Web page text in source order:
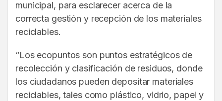
municipal, para esclarecer acerca de la
correcta gestión y recepción de los materiales
reciclables.
“Los ecopuntos son puntos estratégicos de
recolección y clasificación de residuos, donde
los ciudadanos pueden depositar materiales
reciclables, tales como plástico, vidrio, papel y